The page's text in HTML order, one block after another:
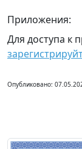
Приложения:
Для доступа к
Опубликовано: